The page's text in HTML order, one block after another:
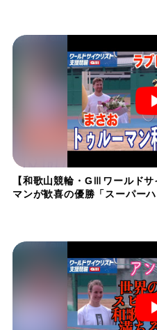
【和歌山競輪・GⅢワールド
マンが歓喜の優勝「スーパーハ